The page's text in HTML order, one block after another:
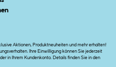
Aktionen, Produktneuheiten und mehr erhalten!
Ihre Einwilligung können Sie jederzeit
in Ihrem Kundenkonto. Details finden Sie in den